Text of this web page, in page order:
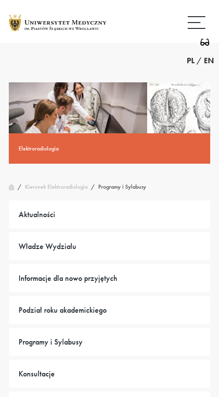
treści
strony
PL / EN
Elektroradiologia
/ Kierunek Elektroradiologia / Programy i Sylabusy
Aktualności
Władze Wydziału
Informacje dla nowo przyjętych
Podział roku akademickiego
Programy i Sylabusy
Konsultacje